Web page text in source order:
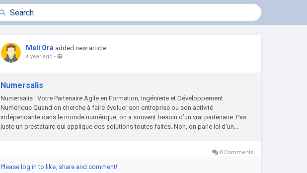
Meli Ora added new article
a year ago -
Numersalis
Numersalis : Votre Partenaire Agile en Formation, Ingénierie et Développement
Numérique Quand on cherche à faire évoluer son entreprise ou son activité
indépendante dans le monde numérique, on a souvent besoin d’un vrai partenaire. Pas
juste un prestataire qui applique des solutions toutes faites. Non, on parle ici d’un...
0 Comments
Please log in to like, share and comment!